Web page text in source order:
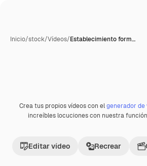
Inicio/stock/Vídeos/Establecimiento form…
Premium
Crea tus propios vídeos con elgenerador de
increíbles locuciones con nuestra función
Editar vídeo Recrear